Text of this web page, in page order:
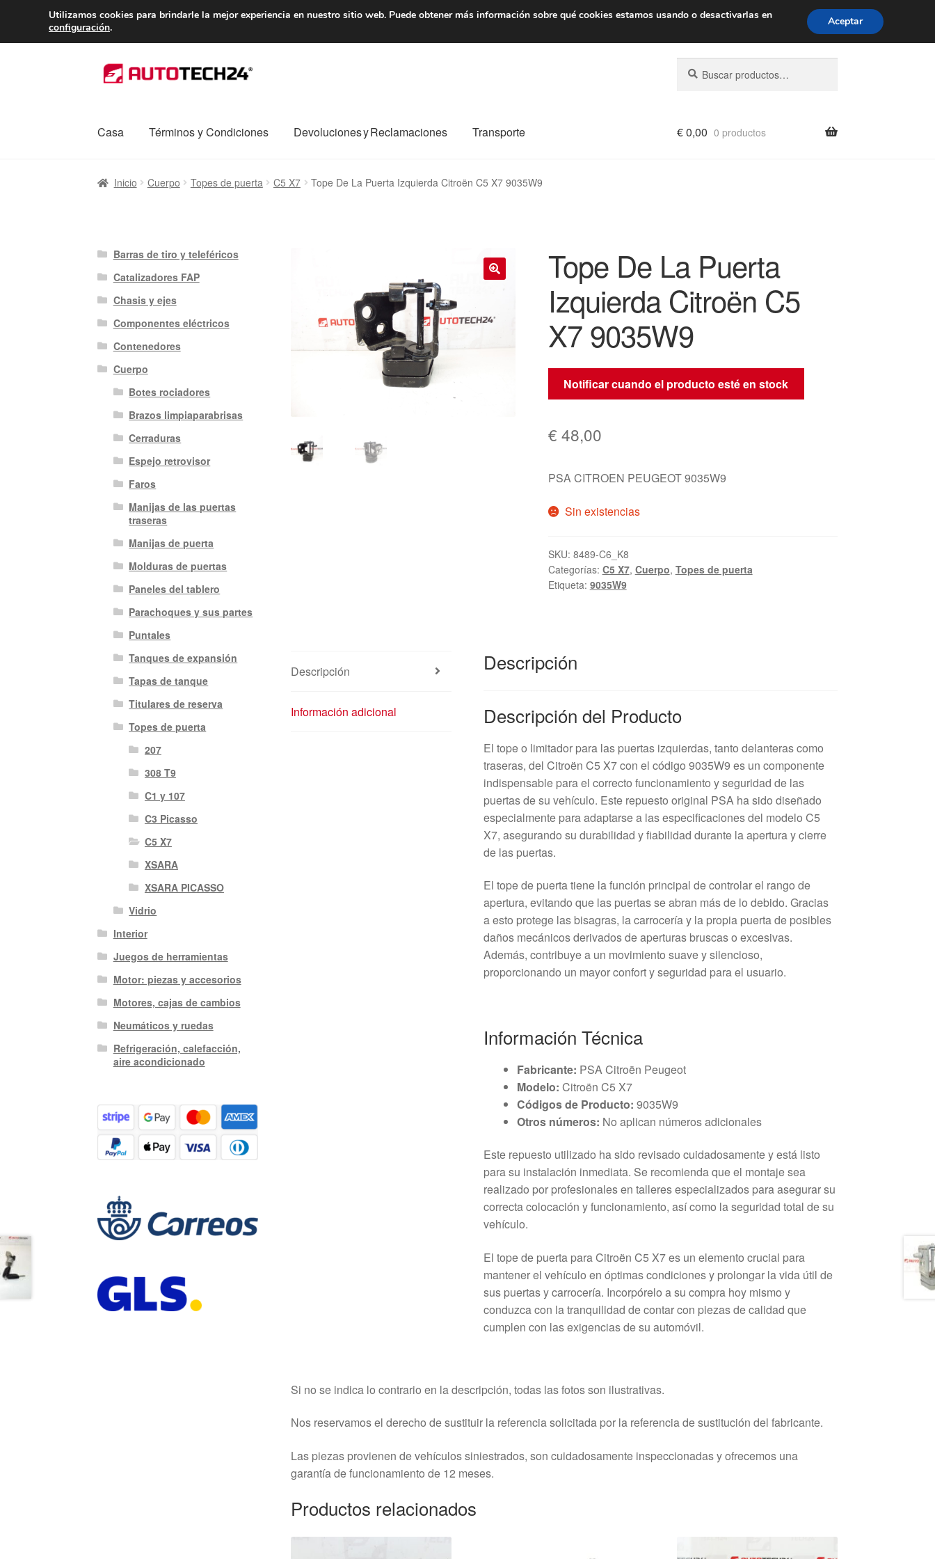
ENTREGA desde 7 EUR De lunes a viernes de 9 a. m. a 4 p. m.900 933 246
Ir
a
Ir
al
por:
Casa Términos y Condiciones Devoluciones y Reclamaciones Transporte
InicioCaja registradora Carro Contacto Envío al mundo enteroMi cuentaPagos Política de privacidad
€0,00 0 productos
Inicio Cuerpo Topes de puerta C5 X7 Tope De La Puerta Izquierda Citroën C5 X7 9035W9
Tope De La Puerta
Izquierda Citroën C5
X7 9035W9
Notificar cuando el producto esté en stock
€ 48,00
PSA CITROEN PEUGEOT 9035W9
Sin existencias
SKU: 8489-C6_K8
Categorías: C5 X7, Cuerpo, Topes de puerta
Etiqueta: 9035W9
Descripción
Información adicional
Descripción
Descripción del Producto
El tope o limitador para las puertas izquierdas, tanto delanteras como
traseras, del Citroën C5 X7 con el código 9035W9 es un componente
indispensable para el correcto funcionamiento y seguridad de las
puertas de su vehículo. Este repuesto original PSA ha sido diseñado
especialmente para adaptarse a las especificaciones del modelo C5
X7, asegurando su durabilidad y fiabilidad durante la apertura y cierre
de las puertas.
El tope de puerta tiene la función principal de controlar el rango de
apertura, evitando que las puertas se abran más de lo debido. Gracias
a esto protege las bisagras, la carrocería y la propia puerta de posibles
daños mecánicos derivados de aperturas bruscas o excesivas.
Además, contribuye a un movimiento suave y silencioso,
proporcionando un mayor confort y seguridad para el usuario.
Información Técnica
Fabricante: PSA Citroën Peugeot
Modelo: Citroën C5 X7
Códigos de Producto: 9035W9
Otros números: No aplican números adicionales
Este repuesto utilizado ha sido revisado cuidadosamente y está listo
para su instalación inmediata. Se recomienda que el montaje sea
realizado por profesionales en talleres especializados para asegurar su
correcta colocación y funcionamiento, así como la seguridad total de su
vehículo.
El tope de puerta para Citroën C5 X7 es un elemento crucial para
mantener el vehículo en óptimas condiciones y prolongar la vida útil de
sus puertas y carrocería. Incorpórelo a su compra hoy mismo y
conduzca con la tranquilidad de contar con piezas de calidad que
cumplen con las exigencias de su automóvil.
Si no se indica lo contrario en la descripción, todas las fotos son ilustrativas.
Nos reservamos el derecho de sustituir la referencia solicitada por la referencia de sustitución del fabricante.
Las piezas provienen de vehículos siniestrados, son cuidadosamente inspeccionadas y ofrecemos una
garantía de funcionamiento de 12 meses.
Productos relacionados
Barras de tiro y teleféricos
Catalizadores FAP
Chasis y ejes
Componentes eléctricos
Contenedores
Cuerpo
Botes rociadores
Brazos limpiaparabrisas
Cerraduras
Espejo retrovisor
Faros
Manijas de las puertas
traseras
Manijas de puerta
Molduras de puertas
Paneles del tablero
Parachoques y sus partes
Puntales
Tanques de expansión
Tapas de tanque
Titulares de reserva
Topes de puerta
207
308 T9
C1 y 107
C3 Picasso
C5 X7
XSARA
XSARA PICASSO
Vidrio
Interior
Juegos de herramientas
Motor: piezas y accesorios
Motores, cajas de cambios
Neumáticos y ruedas
Refrigeración, calefacción,
aire acondicionado
Utilizamos cookies para brindarle la mejor experiencia en nuestro sitio web. Puede obtener más información sobre qué cookies estamos usando o desactivarlas en
configuración. Aceptar